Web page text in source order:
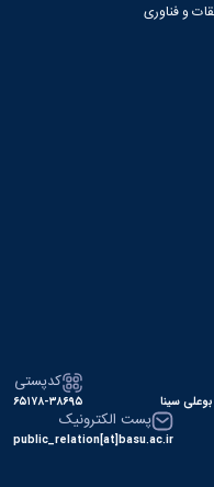
و فناوری
سینا
کدپستی
۶۵۱۷۸-۳۸۶۹۵
پست الکترونیک
public_relation[at]basu.ac.ir